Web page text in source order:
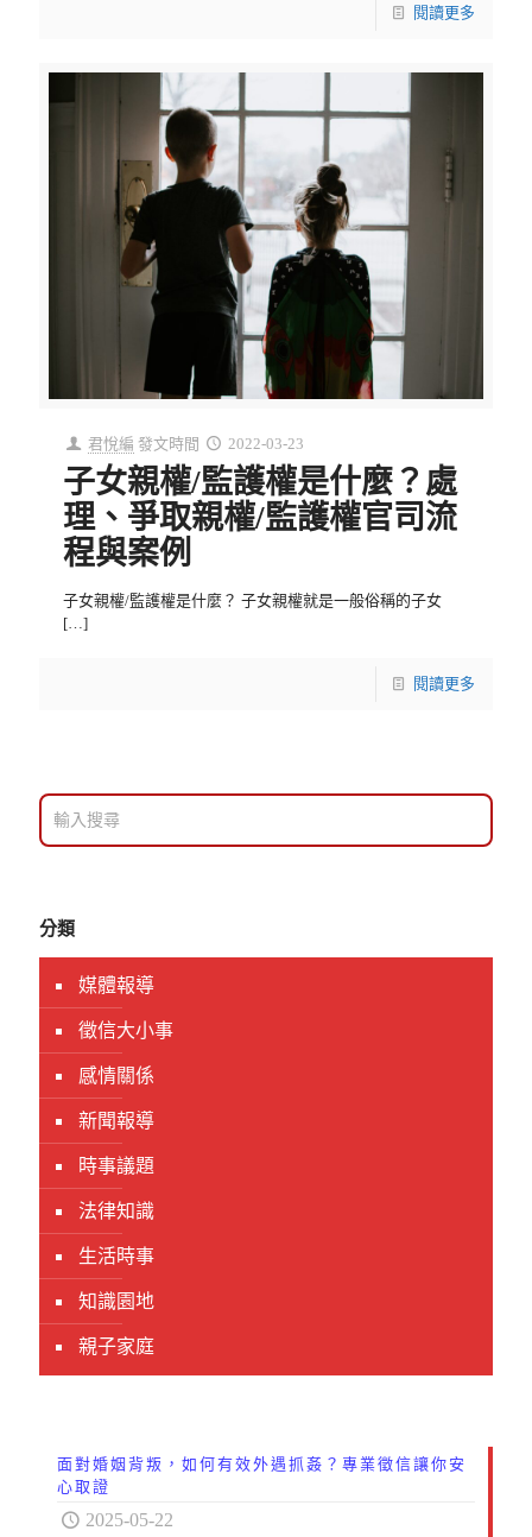
閱讀更多
君悅編 發文時間 2022-03-23
子女親權/監護權是什麼？處
理、爭取親權/監護權官司流
程與案例
子女親權/監護權是什麼？ 子女親權就是一般俗稱的子女
[…]
閱讀更多
分類
媒體報導
徵信大小事
感情關係
新聞報導
時事議題
法律知識
生活時事
知識園地
親子家庭
面對婚姻背叛，如何有效外遇抓姦？專業徵信讓你安
心取證
2025-05-22